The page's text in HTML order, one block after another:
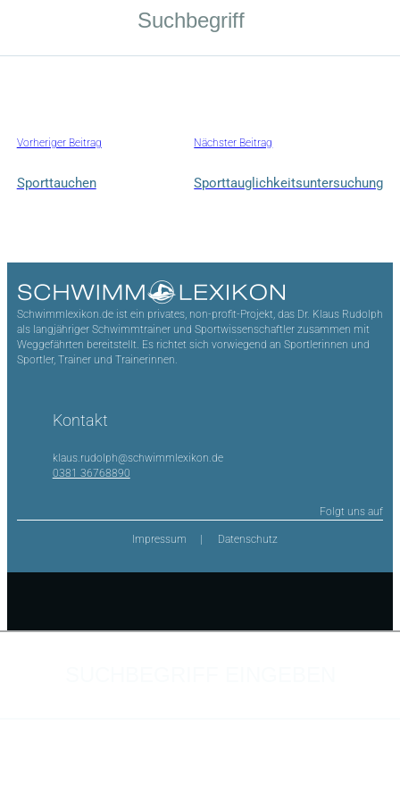
Vorheriger Beitrag
Sporttauchen
Nächster Beitrag
Sporttauglichkeitsuntersuchung
Schwimmlexikon.de ist ein privates, non-profit-Projekt, das Dr. Klaus Rudolph
als langjähriger Schwimmtrainer und Sportwissenschaftler zusammen mit
Weggefährten bereitstellt. Es richtet sich vorwiegend an Sportlerinnen und
Sportler, Trainer und Trainerinnen.
Kontakt
klaus.rudolph@schwimmlexikon.de
0381 36768890
Folgt uns auf
Impressum Datenschutz